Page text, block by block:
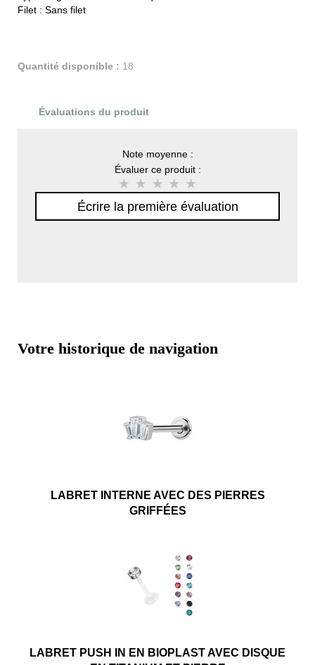
Filet : Sans filet
Quantité disponible : 18
Évaluations du produit
Note moyenne :
Évaluer ce produit :
Écrire la première évaluation
Votre historique de navigation
LABRET INTERNE AVEC DES PIERRES
GRIFFÉES
LABRET PUSH IN EN BIOPLAST AVEC DISQUE